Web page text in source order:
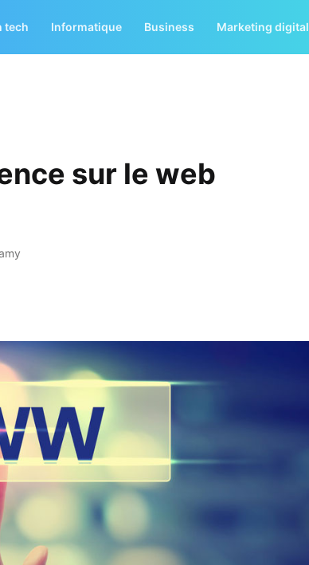
tech Informatique Business Marketing digital
sur le web